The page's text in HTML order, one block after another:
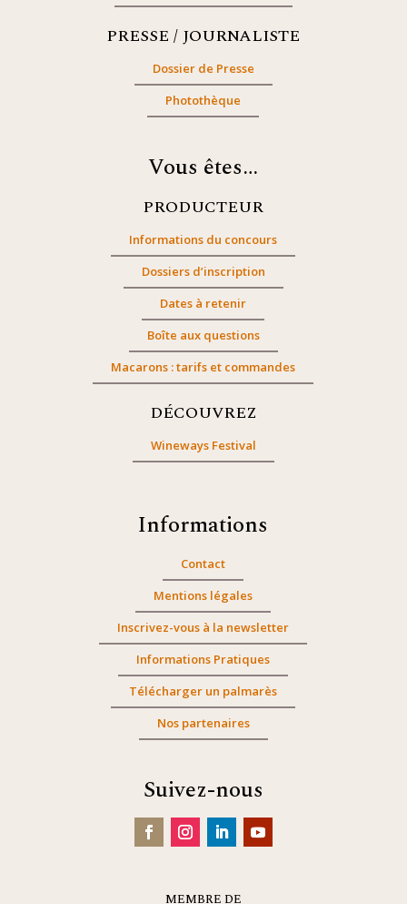
PRESSE / JOURNALISTE
Dossier de Presse
Photothèque
Vous êtes…
PRODUCTEUR
Informations du concours
Dossiers d’inscription
Dates à retenir
Boîte aux questions
Macarons : tarifs et commandes
DÉCOUVREZ
Wineways Festival
Informations
Contact
Mentions légales
Inscrivez-vous à la newsletter
Informations Pratiques
Télécharger un palmarès
Nos partenaires
Suivez-nous
MEMBRE DE